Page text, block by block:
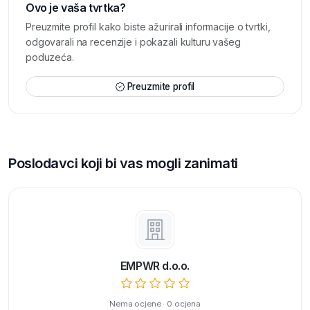
Ovo je vaša tvrtka?
Preuzmite profil kako biste ažurirali informacije o tvrtki,
odgovarali na recenzije i pokazali kulturu vašeg
poduzeća.
Preuzmite profil
Poslodavci koji bi vas mogli zanimati
EMPWR d.o.o.
Nema ocjene · 0 ocjena